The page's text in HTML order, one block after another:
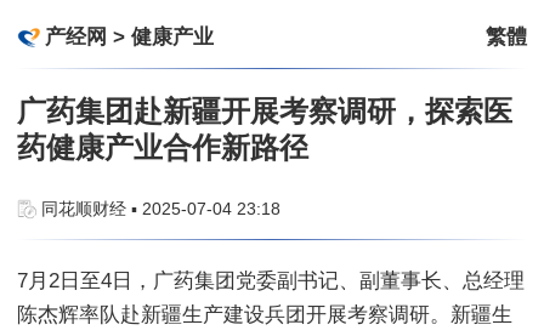
产经网 > 健康产业 繁體
广药集团赴新疆开展考察调研，探索医
药健康产业合作新路径
同花顺财经 ▪ 2025-07-04 23:18
7月2日至4日，广药集团党委副书记、副董事长、总经理
陈杰辉率队赴新疆生产建设兵团开展考察调研。新疆生